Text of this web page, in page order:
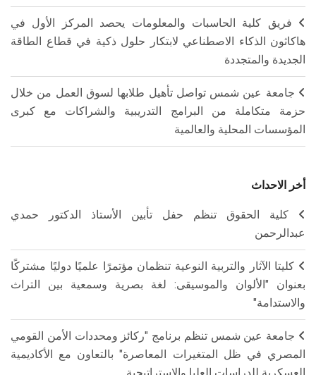
فريق كلية الحاسبات والمعلومات يحصد المركز الأول في
هاكاثون الذكاء الاصطناعي لابتكار حلول ذكية في قطاع الطاقة
الجديدة والمتجددة
جامعة عين شمس تواصل تأهيل طلابها لسوق العمل من خلال
حزمة متكاملة من البرامج التدريبية والشراكات مع كبرى
المؤسسات المحلية والعالمية
أخر الاحداث
كلية الحقوق تنظم حفل تأبين الأستاذ الدكتور حمدي
عبدالرحمن
كليتا الآثار والتربية النوعية تنظمان مؤتمرًا علميًا دوليًا مشتركًا
بعنوان "الألوان والموسيقى: لغة بصرية وسمعية بين التراث
والاستدامة"
جامعة عين شمس تنظم برنامج "ركائز ومحددات الأمن القومي
المصري في ظل المتغيرات المعاصرة" بالتعاون مع الأكاديمية